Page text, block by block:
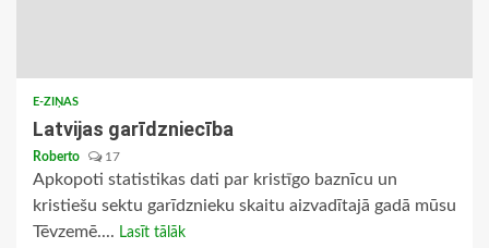
E-ZIŅAS
Latvijas garīdzniecība
Roberto 17
Apkopoti statistikas dati par kristīgo baznīcu un
kristiešu sektu garīdznieku skaitu aizvadītajā gadā mūsu
Tēvzemē.... Lasīt tālāk